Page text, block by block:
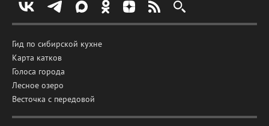
Гид по сибирской кухне
Карта катков
Голоса города
Лесное озеро
Весточка с передовой